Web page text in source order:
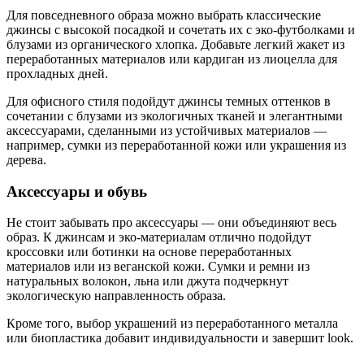
Для повседневного образа можно выбрать классические
джинсы с высокой посадкой и сочетать их с эко-футболками и
блузами из органического хлопка. Добавьте легкий жакет из
переработанных материалов или кардиган из лиоцелла для
прохладных дней.
Для офисного стиля подойдут джинсы темных оттенков в
сочетании с блузами из экологичных тканей и элегантными
аксессуарами, сделанными из устойчивых материалов —
например, сумки из переработанной кожи или украшения из
дерева.
Аксессуары и обувь
Не стоит забывать про аксессуары — они объединяют весь
образ. К джинсам и эко-материалам отлично подойдут
кроссовки или ботинки на основе переработанных
материалов или из веганской кожи. Сумки и ремни из
натуральных волокон, льна или джута подчеркнут
экологическую направленность образа.
Кроме того, выбор украшений из переработанного металла
или биопластика добавит индивидуальности и завершит look.